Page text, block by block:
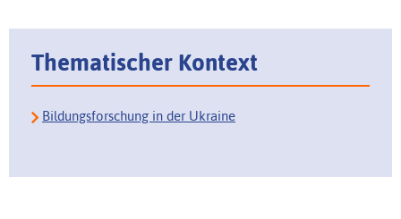
Thematischer Kontext
Bildungsforschung in der Ukraine